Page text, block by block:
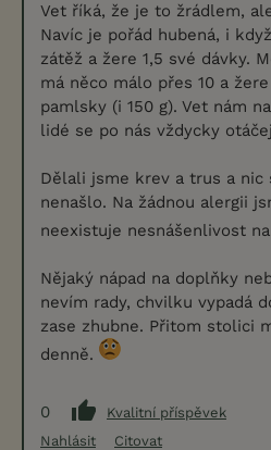
Vet říká, že je to žrádlem,
Navíc je pořád hubená, i
zátěž a žere 1,5 své dávky.
má něco málo přes 10 a
pamlsky (i 150 g). Vet nám
lidé se po nás vždycky
Dělali jsme krev a trus a nic
nenašlo. Na žádnou alergii
neexistuje nesnášenlivost
Nějaký nápad na doplňky
nevím rady, chvilku vypadá
zase zhubne. Přitom stolici
denně.
0
Kvalitní příspěvek
Nahlásit
Citovat